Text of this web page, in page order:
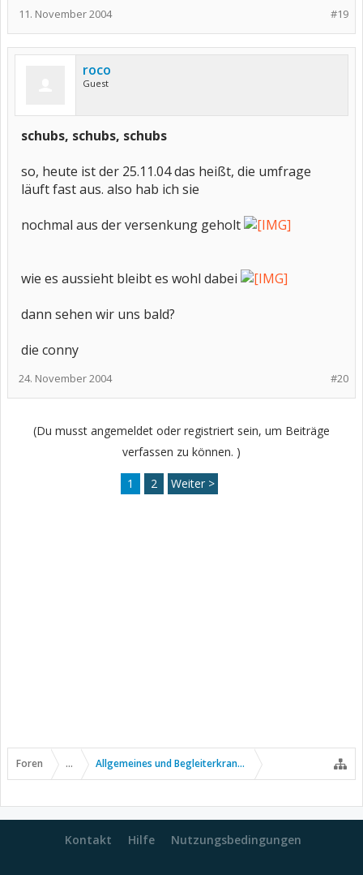
#19
11. November 2004
roco
Guest
schubs, schubs, schubs
so, heute ist der 25.11.04 das heißt, die umfrage
läuft fast aus. also hab ich sie
nochmal aus der versenkung geholt
wie es aussieht bleibt es wohl dabei
dann sehen wir uns bald?
die conny
#20
24. November 2004
(Du musst angemeldet oder registriert sein, um Beiträge
verfassen zu können. )
1 2 Weiter >
Foren ... Allgemeines und Begleiterkrankungen
Kontakt Hilfe Nutzungsbedingungen